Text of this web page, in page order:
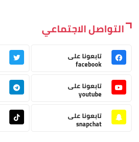
التواصل الاجتماعي
تابعونا على
facebook
تابعونا على
youtube
تابعونا على
snapchat